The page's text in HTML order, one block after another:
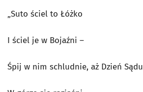
„Suto ściel to Łóżko
I ściel je w Bojaźni –
Śpij w nim schludnie, aż Dzień Sądu